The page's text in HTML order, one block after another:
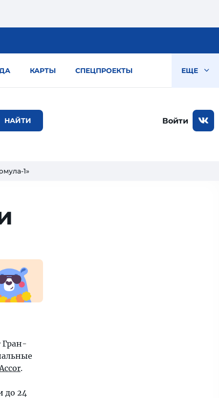
КАРТЫ СПЕЦПРОЕКТЫ ЕЩЕ
Войти
1»
Гран-
.
до 24